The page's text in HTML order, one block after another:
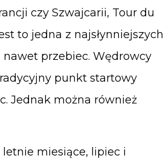
czy Szwajcarii, Tour du
to jedna z najsłynniejszych
przebiec. Wędrowcy
punkt startowy
Jednak można również
miesiące, lipiec i